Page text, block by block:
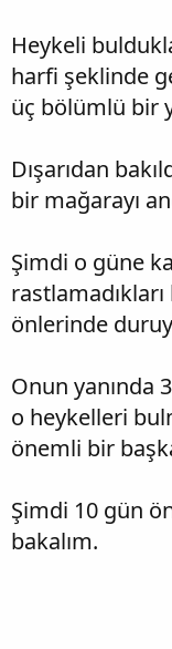
Heykeli
harfi şeklinde
üç bölümlü bir
Dışarıdan
bir mağarayı
Şimdi o güne
önlerinde
Onun yanında
o heykelleri
önemli bir
Şimdi 10 gün
bakalım.